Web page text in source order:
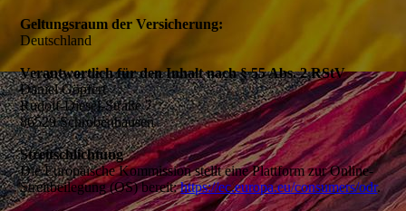
Geltungsraum der Versicherung:
Deutschland
Verantwortlich für den Inhalt nach § 55 Abs. 2 RStV
Daniel Göpfert
Rudolf-Diesel-Straße 7
86529 Schrobenhausen
Streitschlichtung
Die Europäische Kommission stellt eine Plattform zur Online-
Streitbeilegung (OS) bereit:https://ec.europa.eu/consumers/odr.